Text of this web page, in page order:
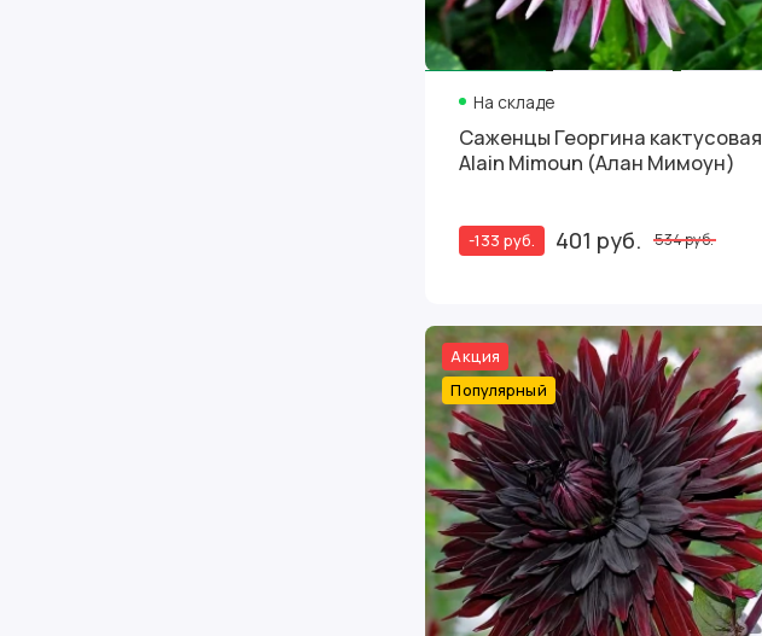
На складе
Саженцы Георгина кактусовая
Alain Mimoun (Алан Мимоун)
-133 руб. 401 руб. 534 руб.
Акция
Популярный